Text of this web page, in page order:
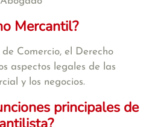
Mercantil?
Comercio, el Derecho
aspectos legales de las
y los negocios.
principales de